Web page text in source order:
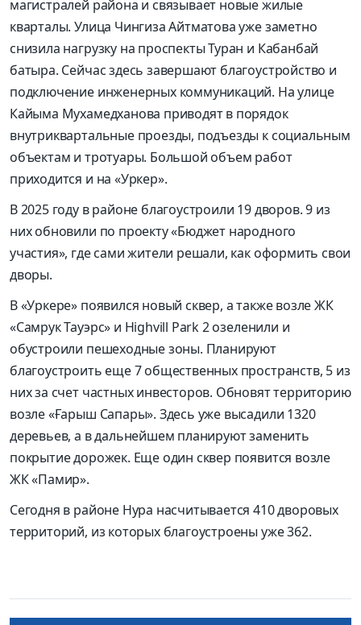
магистралей района и связывает новые жилые
кварталы. Улица Чингиза Айтматова уже заметно
снизила нагрузку на проспекты Туран и Кабанбай
батыра. Сейчас здесь завершают благоустройство и
подключение инженерных коммуникаций. На улице
Кайыма Мухамедханова приводят в порядок
внутриквартальные проезды, подъезды к социальным
объектам и тротуары. Большой объем работ
приходится и на «Уркер».
В 2025 году в районе благоустроили 19 дворов. 9 из
них обновили по проекту «Бюджет народного
участия», где сами жители решали, как оформить свои
дворы.
В «Уркере» появился новый сквер, а также возле ЖК
«Самрук Тауэрс» и Highvill Park 2 озеленили и
обустроили пешеходные зоны. Планируют
благоустроить еще 7 общественных пространств, 5 из
них за счет частных инвесторов. Обновят территорию
возле «Ғарыш Сапары». Здесь уже высадили 1320
деревьев, а в дальнейшем планируют заменить
покрытие дорожек. Еще один сквер появится возле
ЖК «Памир».
Сегодня в районе Нура насчитывается 410 дворовых
территорий, из которых благоустроены уже 362.